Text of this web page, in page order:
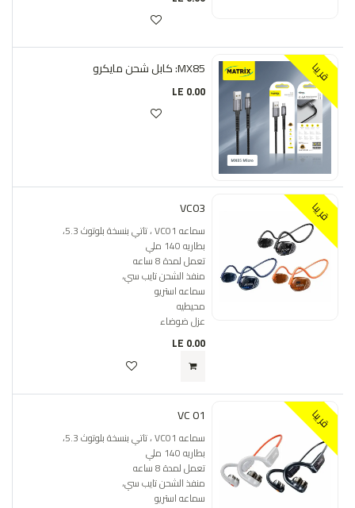
قريبا MX85: كابل شحن مايكرو
0.00
قريبا VC03
سماعه VC01 ، تاتي بنسخة بلوتوث 5.3،
بطاريه 140 ملي
تعمل لمدة 8 ساعه
منفذ الشحن تايب سي،
سماعه استريو
محيطيه
عزل ضوضاء
0.00
قريبا VC 01
سماعه VC01 ، تاتي بنسخة بلوتوث 5.3،
بطاريه 140 ملي
تعمل لمدة 8 ساعه
منفذ الشحن تايب سي،
سماعه استريو